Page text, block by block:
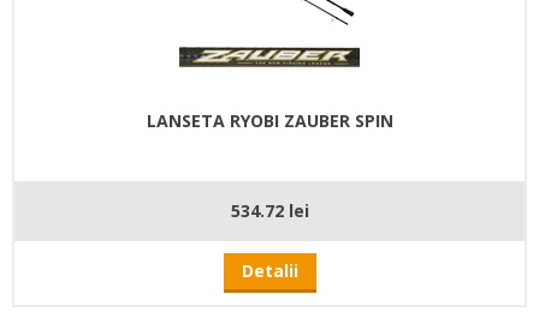
LANSETA RYOBI ZAUBER SPIN
534.72 lei
Detalii